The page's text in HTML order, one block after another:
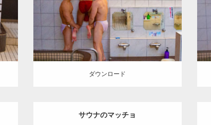
AKIHITO(細マッチョ) SOSUKE YOSHI
背中 川口 (埼玉)
ダウンロード
ダウンロード
サウナのマッチョ